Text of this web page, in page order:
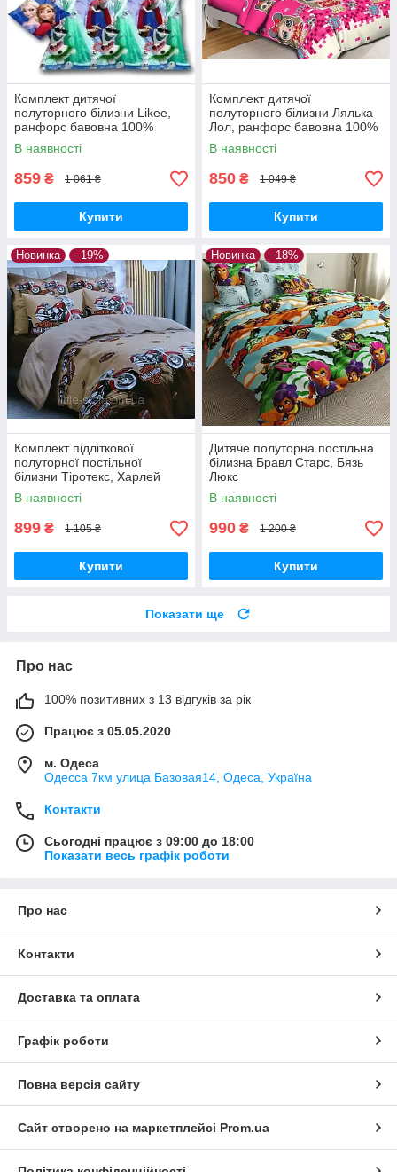
Комплект дитячої
полуторного білизни Likee,
ранфорс бавовна 100%
В наявності
859 ₴ 1 061 ₴
Купити
Комплект дитячої
полуторного білизни Лялька
Лол, ранфорс бавовна 100%
В наявності
850 ₴ 1 049 ₴
Купити
Новинка –19%
Комплект підліткової
полуторної постільної
білизни Тіротекс, Харлей
Девідсон, Бязь Люкс
В наявності
899 ₴ 1 105 ₴
Купити
Новинка –18%
Дитяче полуторна постільна
білизна Бравл Старс, Бязь
Люкс
В наявності
990 ₴ 1 200 ₴
Купити
Показати ще
Про нас
100% позитивних з 13 відгуків за рік
Працює з 05.05.2020
м. Одеса
Одесса 7км улица Базовая14, Одеса, Україна
Контакти
Сьогодні працює з 09:00 до 18:00
Показати весь графік роботи
Про нас
Контакти
Доставка та оплата
Графік роботи
Повна версія сайту
Сайт створено на маркетплейсі Prom.ua